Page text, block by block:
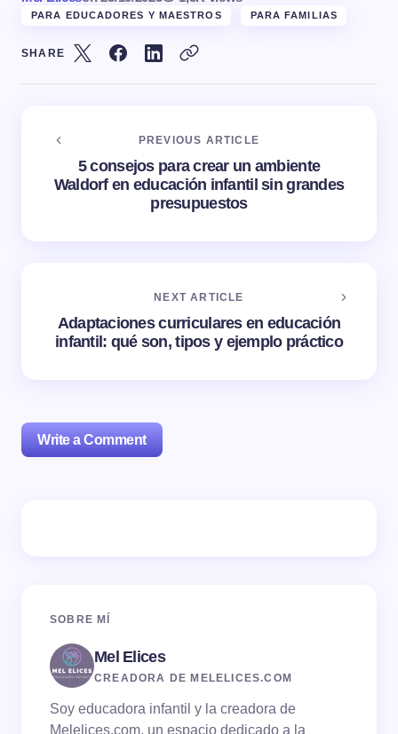
PARA EDUCADORES Y MAESTROS PARA FAMILIAS
SHARE
PREVIOUS ARTICLE
5 consejos para crear un ambiente
Waldorf en educación infantil sin grandes
presupuestos
NEXT ARTICLE
Adaptaciones curriculares en educación
infantil: qué son, tipos y ejemplo práctico
Write a Comment
Your Comment *
Email *
SOBRE MÍ
Mel Elices
CREADORA DE MELELICES.COM
Soy educadora infantil y la creadora de
Melelices.com, un espacio dedicado a la